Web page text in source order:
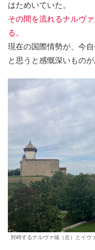
はためいていた。
その間を流れるナルヴ
る。
現在の国際情勢が、今
と思うと感慨深いものが
対峙するナルヴァ城（左）とイヴ